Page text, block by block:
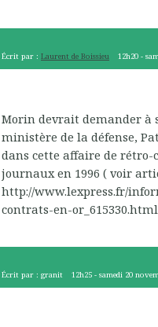
Écrit par : Laurent de Boissieu 12h20 -
Morin devrait demander à
ministère de la défense,
dans cette affaire de
journaux en 1996 ( voir
http://www.lexpress.fr/
contrats-en-or_615330.html
Écrit par : granit 12h25 -samedi 20